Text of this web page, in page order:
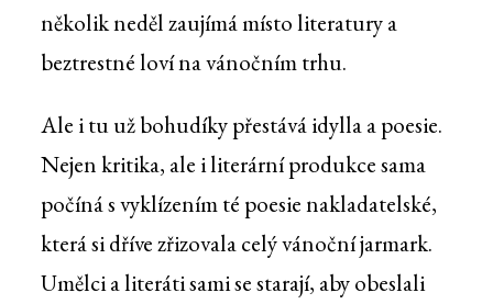
několik neděl zaujímá místo literatury a
beztrestné loví na vánočním trhu.
Ale i tu už bohudíky přestává idylla a poesie.
Nejen kritika, ale i literární produkce sama
počíná s vyklízením té poesie nakladatelské,
která si dříve zřizovala celý vánoční jarmark.
Umělci a literáti sami se starají, aby obeslali